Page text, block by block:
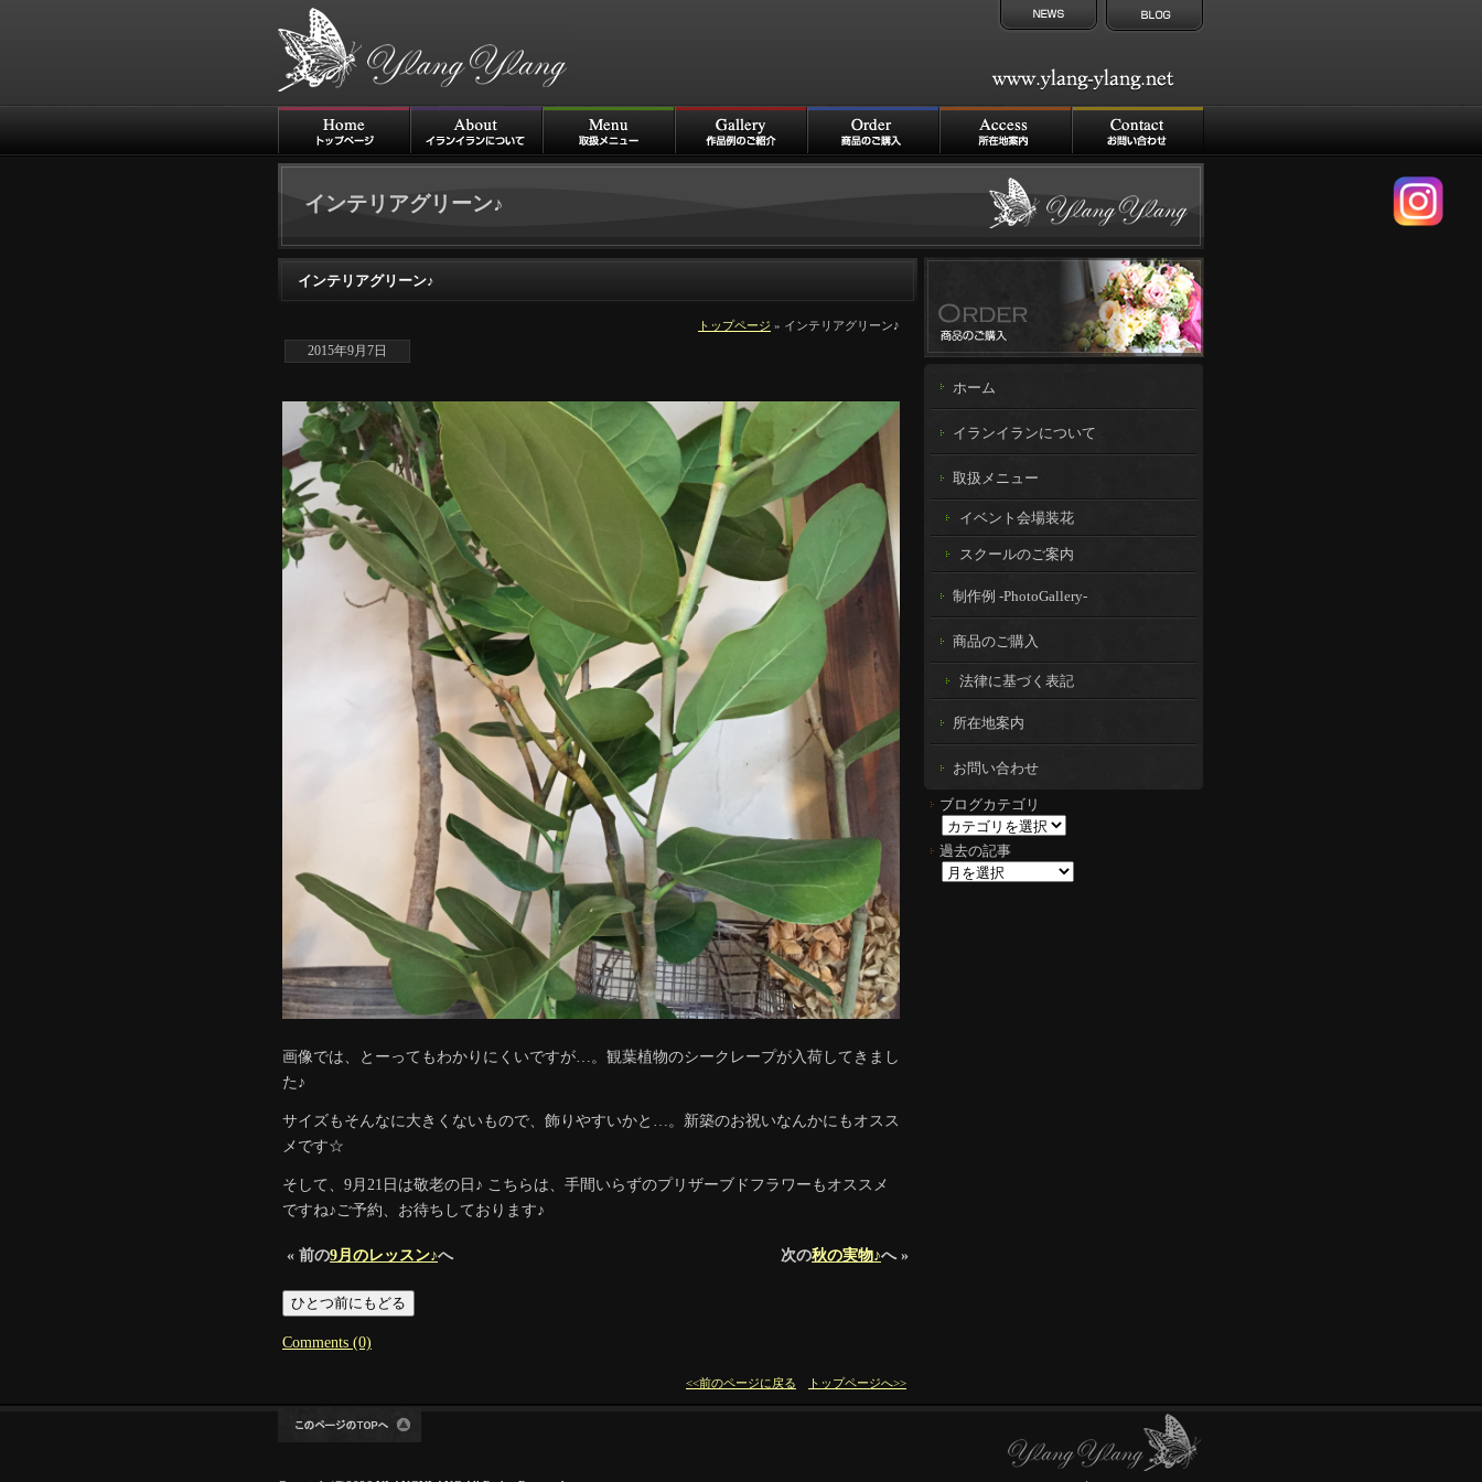
インテリアグリーン♪
ホーム
イランイランについて
取扱メニュー
イベント会場装花
スクールのご案内
制作例 -PhotoGallery-
商品のご購入
法律に基づく表記
所在地案内
お問い合わせ
ブログカテゴリ
過去の記事
インテリアグリーン♪
トップページ » インテリアグリーン♪
2015年9月7日
画像では、とーってもわかりにくいですが…。観葉植物のシークレープが入荷してきまし
た♪
サイズもそんなに大きくないもので、飾りやすいかと…。新築のお祝いなんかにもオスス
メです☆
そして、9月21日は敬老の日♪ こちらは、手間いらずのプリザーブドフラワーもオススメ
ですね♪ご予約、お待ちしております♪
« 前の9月のレッスン♪へ 次の秋の実物♪へ »
Comments (0)
<<前のページに戻る トップページへ>>